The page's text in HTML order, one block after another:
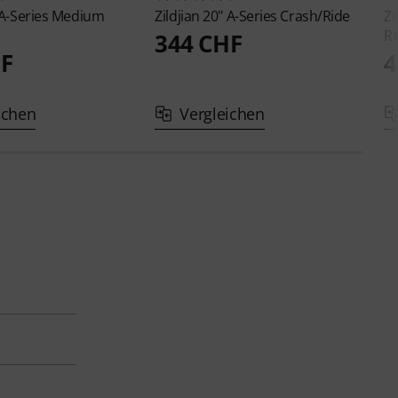
Series Medium
Zildjian 20" A-Series Crash/Ride
344 CHF
Vergleichen